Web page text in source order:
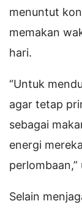
menuntut
memakan
hari.
“Untuk
agar tetap
sebagai
energi
perlombaan,”
Selain